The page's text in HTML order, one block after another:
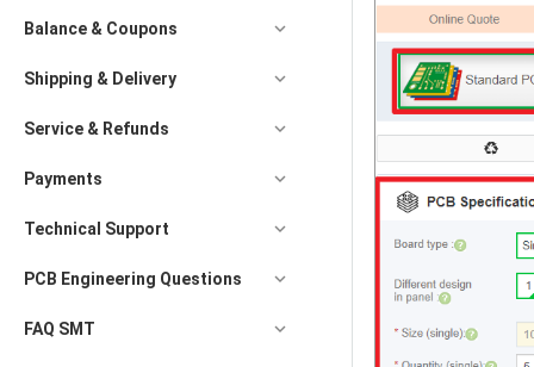
Balance & Coupons
Shipping & Delivery
Service & Refunds
Payments
Technical Support
PCB Engineering Questions
FAQ SMT